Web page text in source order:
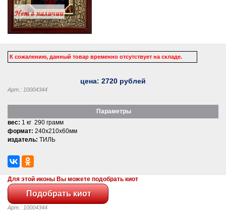
К сожалению, данный товар временно отсутствует на складе.
цена: 2720 рублей
Арт.: 10004344
Параметры
вес: 1 кг 290 грамм
формат: 240x210x60мм
издатель: ТИЛЬ
Для этой иконы Вы можете подобрать киот
Арт.: 10004344